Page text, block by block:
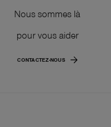
Nous sommes là
pour vous aider
CONTACTEZ-NOUS